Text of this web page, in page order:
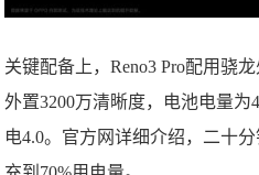
关键配备上，Reno3 Pro配用骁
外置3200万清晰度，电池电量
电4.0。官方网详细介绍，二十